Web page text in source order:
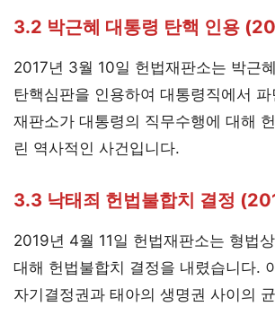
3.2 박근혜 대통령 탄핵 인용
2017년 3월 10일 헌법재판소는 박근
탄핵심판을 인용하여 대통령직에서
재판소가 대통령의 직무수행에 대해
린 역사적인 사건입니다.
3.3 낙태죄 헌법불합치 결정
2019년 4월 11일 헌법재판소는 형법
대해 헌법불합치 결정을 내렸습니다.
자기결정권과 태아의 생명권 사이의